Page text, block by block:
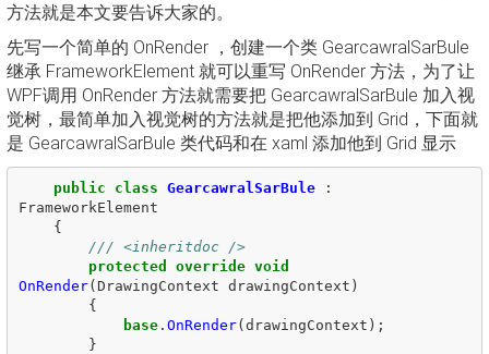
方法就是本文要告诉大家的。
先写一个简单的 OnRender ，创建一个类 GearcawralSarBule
继承 FrameworkElement 就可以重写 OnRender 方法，为了让
WPF调用 OnRender 方法就需要把 GearcawralSarBule 加入视
觉树，最简单加入视觉树的方法就是把他添加到 Grid，下面就
是 GearcawralSarBule 类代码和在 xaml 添加他到 Grid 显示
public class GearcawralSarBule
:
FrameworkElement
{
/// <inheritdoc />
protected
override void
OnRender(DrawingContext drawingContext )
{
base. OnRender(drawingContext );
}